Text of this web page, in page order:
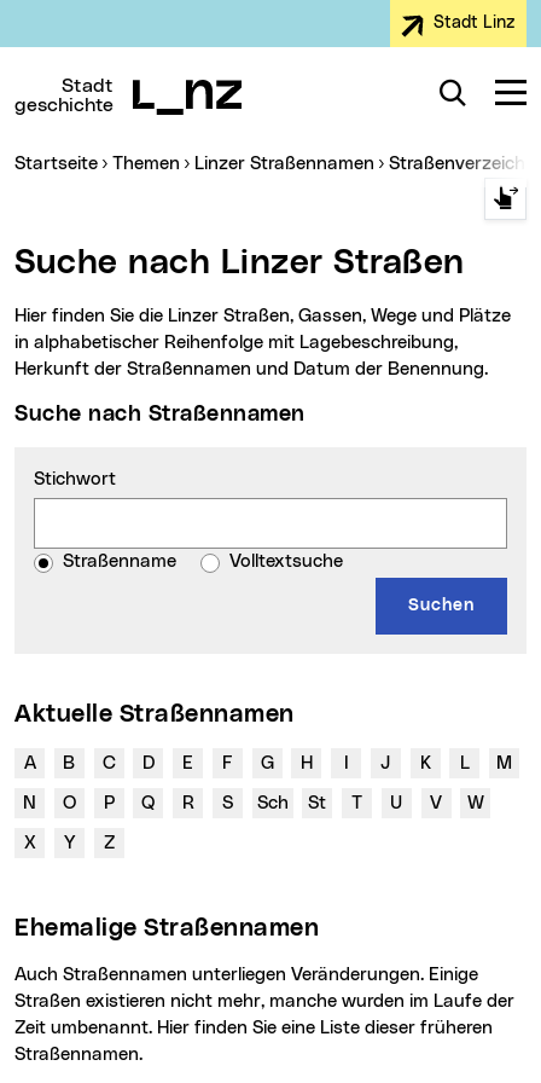
Stadt Linz
Stadt
geschichte
Suche
Sie sind hier:
Startseite Themen Linzer Straßennamen
Suche nach Linzer Straßen
Hier finden Sie die Linzer Straßen, Gassen, Wege und Plätze
in alphabetischer Reihenfolge mit Lagebeschreibung,
Herkunft der Straßennamen und Datum der Benennung.
Suche nach Straßennamen
Stichwort
Straßenname Volltextsuche
Aktuelle Straßennamen
A B C D E F G H J K L M
N O P Q R S Sch St T U V W
X Y Z
Ehemalige Straßennamen
Auch Straßennamen unterliegen Veränderungen. Einige
Straßen existieren nicht mehr, manche wurden im Laufe der
Zeit umbenannt. Hier finden Sie eine Liste dieser früheren
Straßennamen.